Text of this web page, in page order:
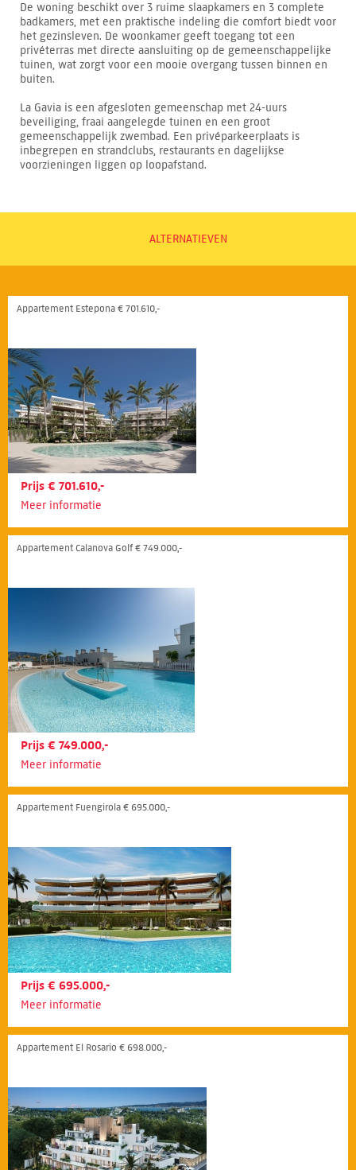
De woning beschikt over 3 ruime slaapkamers en 3 complete
badkamers, met een praktische indeling die comfort biedt voor
het gezinsleven. De woonkamer geeft toegang tot een
privéterras met directe aansluiting op de gemeenschappelijke
tuinen, wat zorgt voor een mooie overgang tussen binnen en
buiten.
La Gavia is een afgesloten gemeenschap met 24-uurs
beveiliging, fraai aangelegde tuinen en een groot
gemeenschappelijk zwembad. Een privéparkeerplaats is
inbegrepen en strandclubs, restaurants en dagelijkse
voorzieningen liggen op loopafstand.
ALTERNATIEVEN
Appartement Estepona € 701.610,-
Prijs € 701.610,-
Meer informatie
Appartement Calanova Golf € 749.000,-
Prijs € 749.000,-
Meer informatie
Appartement Fuengirola € 695.000,-
Prijs € 695.000,-
Meer informatie
Appartement El Rosario € 698.000,-